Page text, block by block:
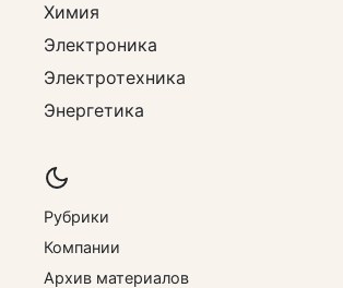
Химия
Электроника
Электротехника
Энергетика
Рубрики
Компании
Архив материалов